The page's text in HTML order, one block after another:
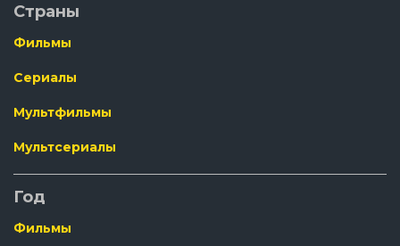
Страны
Фильмы
Сериалы
Мультфильмы
Мультсериалы
Год
Фильмы